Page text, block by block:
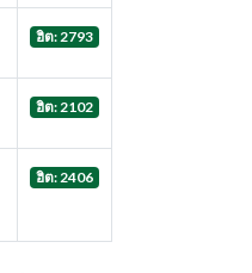
ฮิต: 2793
ฮิต: 2102
ฮิต: 2406